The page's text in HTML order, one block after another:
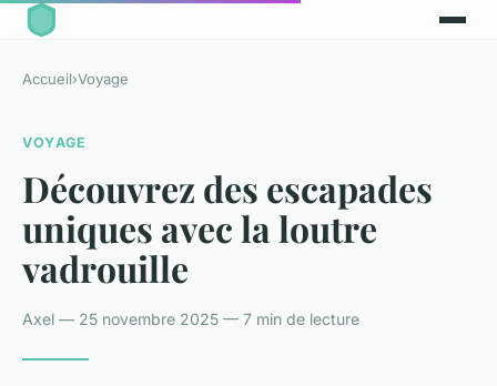
Accueil›Voyage
VOYAGE
Découvrez des escapades
uniques avec la loutre
vadrouille
Axel — 25 novembre 2025 — 7 min de lecture